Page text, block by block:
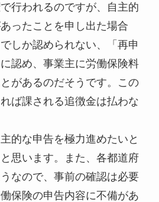
行われるのですが、自主的
ったことを申し出た場合
しか認められない、「再申
認め、事業主に労働保険料
があるのだそうです。この
ば課される追徴金は払わな
的な申告を極力進めたいと
思います。また、各都道府
なので、事前の確認は必要
保険の申告内容に不備があ